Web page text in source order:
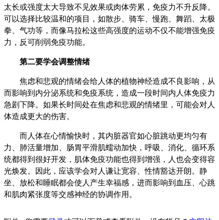
太长或强度太大导致不见效果或肉体劳累，免疫力不升反降。
可以选择比较温和的项目，如散步、骑车、慢跑、舞蹈、太极
拳、气功等，而像马拉松这些高强度的运动不仅不能增强免疫
力，反可削弱免疫功能。
第二要学会调整情绪
焦虑和悲观的情绪会给人体的植物神经造成不良影响，从
而影响到内分泌系统和免疫系统，造成一段时间内人体免疫力
急剧下降。如果长时间处在焦虑和悲观的情绪里，可能会对人
体造成更大的伤害。
而人体在心情愉快时，其内脏器官如心脏跳动更均匀有
力、肺活量增加、肠胃平滑肌蠕动加快，呼吸、消化、循环系
统都得到很好开发，肌体免疫功能也得到增强，人也会变得容
光焕发。因此，应该学会对人谦让宽容、性情豁达开朗。静
坐、放松和睡眠都会使人产生幸福感，进而影响到血压、心跳
和肌肉紧张度等交感神经的协调作用。